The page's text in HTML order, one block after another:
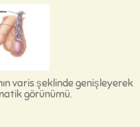
varis şeklinde genişleyerek
görünümü.